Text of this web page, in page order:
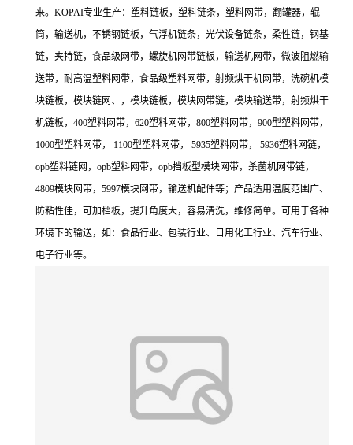
来。KOPAI专业生产：塑料链板，塑料链条，塑料网带，翻罐器，辊
筒，输送机，不锈钢链板，气浮机链条，光伏设备链条，柔性链，钢基
链，夹持链，食品级网带，螺旋机网带链板，输送机网带，微波阻燃输
送带，耐高温塑料网带，食品级塑料网带，射频烘干机网带，洗碗机模
块链板，模块链网、，模块链板，模块网带链，模块输送带，射频烘干
机链板，400塑料网带，620塑料网带，800塑料网带，900型塑料网带，
1000型塑料网带， 1100型塑料网带， 5935塑料网带， 5936塑料网链，
opb塑料链网，opb塑料网带，opb挡板型模块网带，杀菌机网带链，
4809模块网带，5997模块网带，输送机配件等；产品适用温度范围广、
防粘性佳，可加档板，提升角度大，容易清洗，维修简单。可用于各种
环境下的输送，如：食品行业、包装行业、日用化工行业、汽车行业、
电子行业等。